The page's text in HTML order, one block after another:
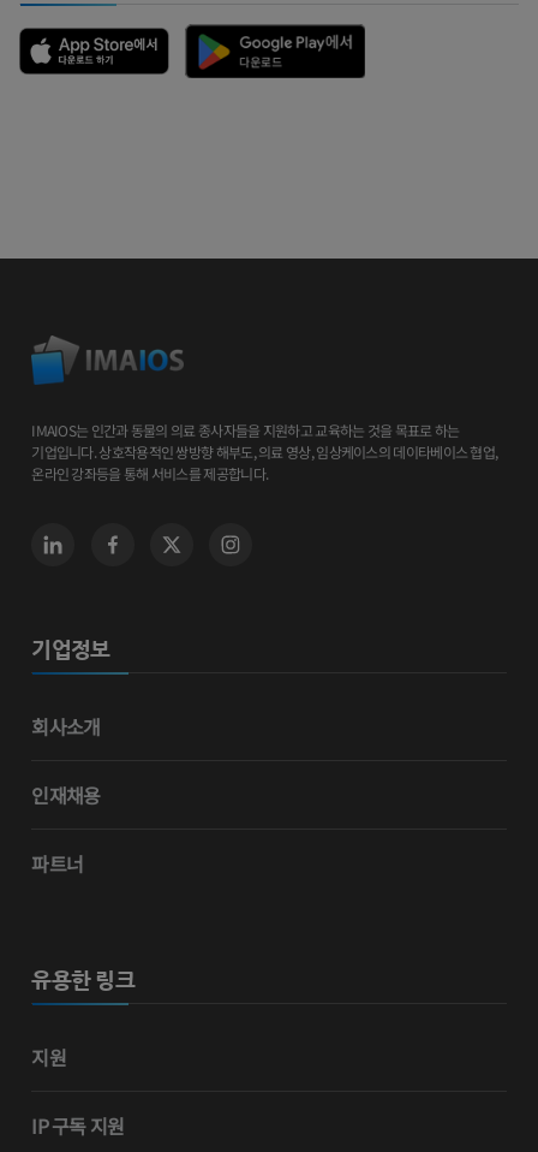
IMAIOS는 인간과 동물의 의료 종사자들을 지원하고 교육하는 것을 목표로 하는
기업입니다. 상호작용적인 쌍방향 해부도, 의료 영상, 임상케이스의 데이타베이스 협업,
온라인 강좌등을 통해 서비스를 제공합니다.
기업정보
회사소개
인재채용
파트너
유용한 링크
지원
IP 구독 지원